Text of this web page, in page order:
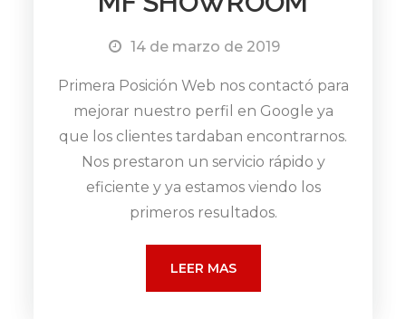
14 de marzo de 2019
Primera Posición Web nos contactó para
mejorar nuestro perfil en Google ya
que los clientes tardaban encontrarnos.
Nos prestaron un servicio rápido y
eficiente y ya estamos viendo los
primeros resultados.
LEER MAS